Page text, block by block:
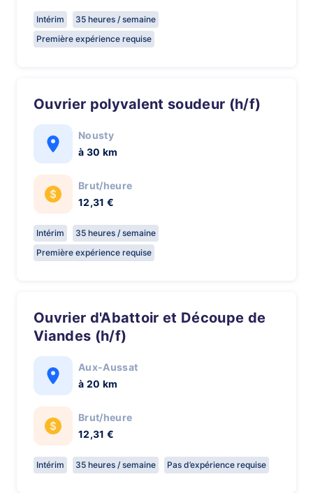
Intérim
35 heures / semaine
Première expérience requise
Ouvrier polyvalent soudeur (h/f)
Nousty
à 30 km
Brut/heure
12,31 €
Intérim
35 heures / semaine
Première expérience requise
Ouvrier d'Abattoir et Découpe de
Viandes (h/f)
Aux-Aussat
à 20 km
Brut/heure
12,31 €
Intérim 35 heures / semaine Pas d’expérience requise